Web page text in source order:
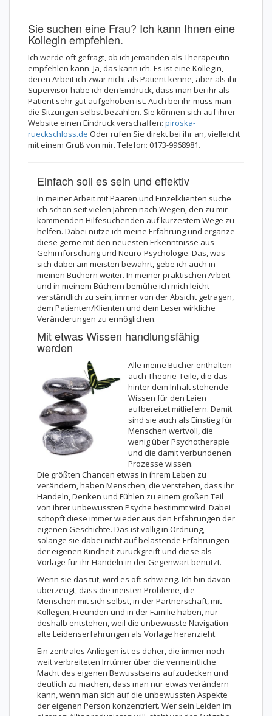
Sie suchen eine Frau? Ich kann Ihnen eine
Kollegin empfehlen.
Ich werde oft gefragt, ob ich jemanden als Therapeutin
empfehlen kann. Ja, das kann ich. Es ist eine Kollegin,
deren Arbeit ich zwar nicht als Patient kenne, aber als ihr
Supervisor habe ich den Eindruck, dass man bei ihr als
Patient sehr gut aufgehoben ist. Auch bei ihr muss man
die Sitzungen selbst bezahlen. Sie können sich auf ihrer
Website einen Eindruck verschaffen: piroska-
rueckschloss.de Oder rufen Sie direkt bei ihr an, vielleicht
mit einem Gruß von mir. Telefon: 0173-9968981.
Einfach soll es sein und effektiv
In meiner Arbeit mit Paaren und Einzelklienten suche
ich schon seit vielen Jahren nach Wegen, den zu mir
kommenden Hilfesuchenden auf kürzestem Wege zu
helfen. Dabei nutze ich meine Erfahrung und ergänze
diese gerne mit den neuesten Erkenntnisse aus
Gehirnforschung und Neuro-Psychologie. Das, was
sich dabei am meisten bewährt, gebe ich auch in
meinen Büchern weiter. In meiner praktischen Arbeit
und in meinem Büchern bemühe ich mich leicht
verständlich zu sein, immer von der Absicht getragen,
dem Patienten/Klienten und dem Leser wirkliche
Veränderungen zu ermöglichen.
Mit etwas Wissen handlungsfähig
werden
Alle meine Bücher enthalten
auch Theorie-Teile, die das
hinter dem Inhalt stehende
Wissen für den Laien
aufbereitet mitliefern. Damit
sind sie auch als Einstieg für
Menschen wertvoll, die
wenig über Psychotherapie
und die damit verbundenen
Prozesse wissen.
Die größten Chancen etwas in ihrem Leben zu
verändern, haben Menschen, die verstehen, dass ihr
Handeln, Denken und Fühlen zu einem großen Teil
von ihrer unbewussten Psyche bestimmt wird. Dabei
schöpft diese immer wieder aus den Erfahrungen der
eigenen Geschichte. Das ist völlig in Ordnung,
solange sie dabei nicht auf belastende Erfahrungen
der eigenen Kindheit zurückgreift und diese als
Vorlage für ihr Handeln in der Gegenwart benutzt.
Wenn sie das tut, wird es oft schwierig. Ich bin davon
überzeugt, dass die meisten Probleme, die
Menschen mit sich selbst, in der Partnerschaft, mit
Kollegen, Freunden und in der Familie haben, nur
deshalb entstehen, weil die unbewusste Navigation
alte Leidenserfahrungen als Vorlage heranzieht.
Ein zentrales Anliegen ist es daher, die immer noch
weit verbreiteten Irrtümer über die vermeintliche
Macht des eigenen Bewusstseins aufzudecken und
deutlich zu machen, dass man nur etwas verändern
kann, wenn man sich auf die unbewussten Aspekte
der eigenen Person konzentriert. Wer sein Leiden im